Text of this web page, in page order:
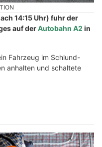
14:15 Uhr) fuhr der
auf derAutobahn A2 in
Fahrzeug im Schlund-
anhalten und schaltete